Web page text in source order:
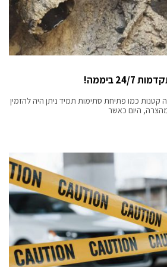
7 ביממה!
כמו פתיחת סתימות תמיד ניתן היה להזמין
היום כאשר